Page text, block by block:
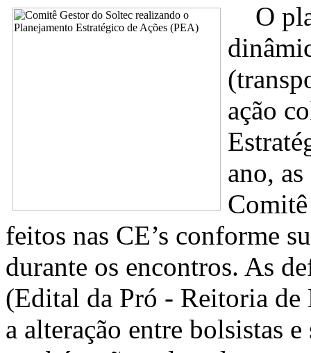
O
ação
ano,
feitos nas CE’s conforme
durante os encontros. As
(Edital da Pró - Reitoria de
a alteração entre bolsistas